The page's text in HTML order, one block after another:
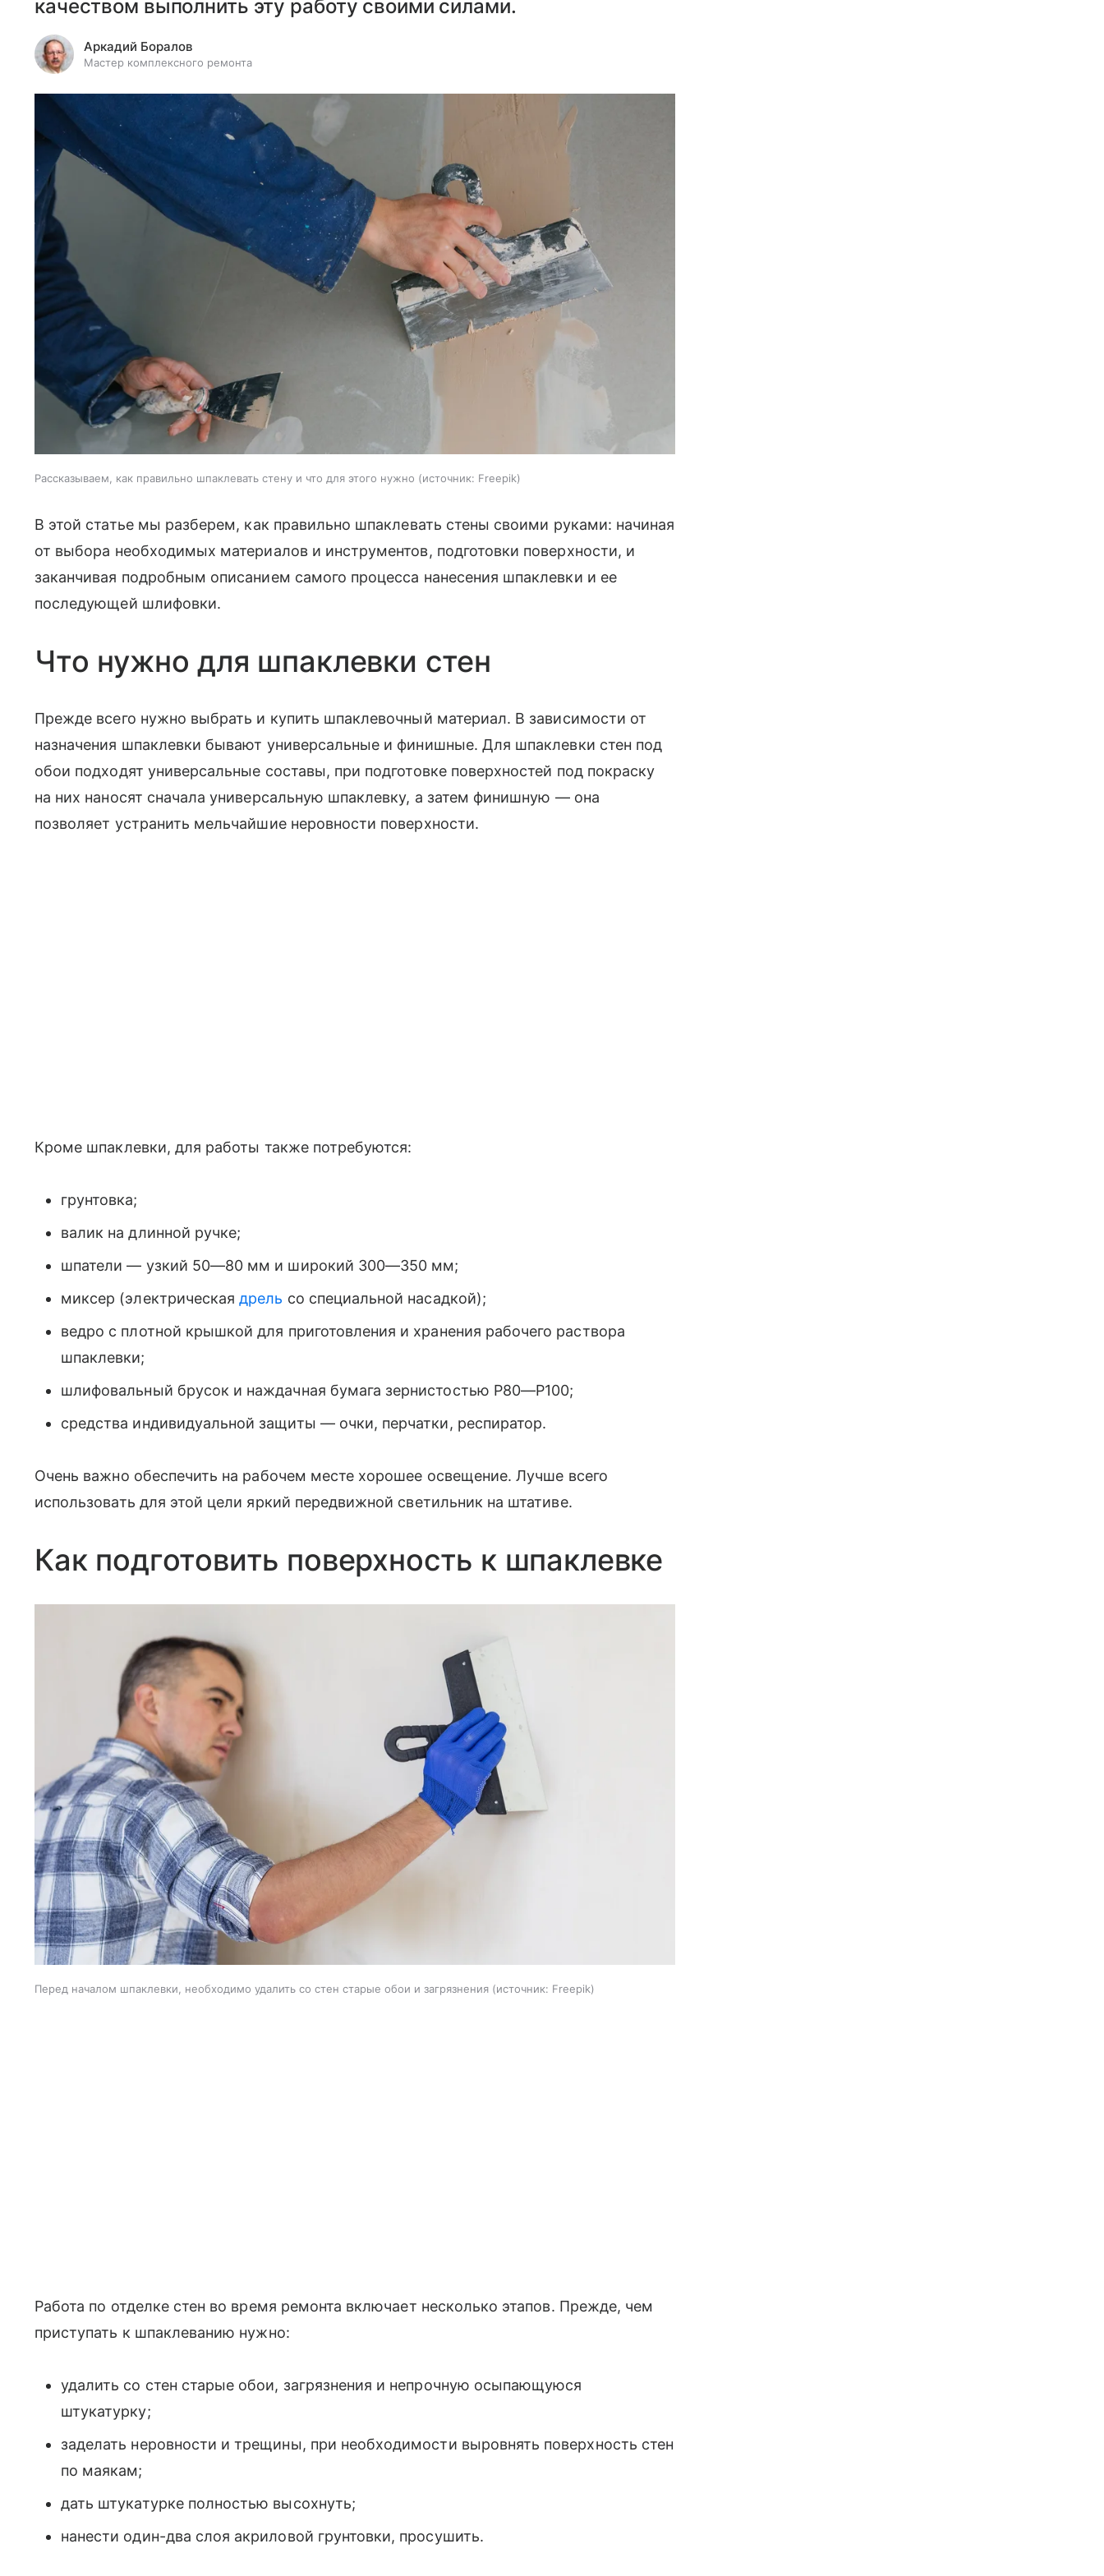
качеством выполнить эту работу своими силами.
Аркадий Боралов
Мастер комплексного ремонта
Рассказываем, как правильно шпаклевать стену и что для этого нужно источник: Freepik
В этой статье мы разберем, как правильно шпаклевать стены своими руками: начиная
от выбора необходимых материалов и инструментов, подготовки поверхности, и
заканчивая подробным описанием самого процесса нанесения шпаклевки и ее
последующей шлифовки.
Что нужно для шпаклевки стен
Прежде всего нужно выбрать и купить шпаклевочный материал. В зависимости от
назначения шпаклевки бывают универсальные и финишные. Для шпаклевки стен под
обои подходят универсальные составы, при подготовке поверхностей под покраску
на них наносят сначала универсальную шпаклевку, а затем финишную — она
позволяет устранить мельчайшие неровности поверхности.
Кроме шпаклевки, для работы также потребуются:
грунтовка;
валик на длинной ручке;
шпатели — узкий 50—80 мм и широкий 300—350 мм;
миксер (электрическаядрель со специальной насадкой);
ведро с плотной крышкой для приготовления и хранения рабочего раствора
шпаклевки;
шлифовальный брусок и наждачная бумага зернистостью Р80—Р100;
средства индивидуальной защиты — очки, перчатки, респиратор.
Очень важно обеспечить на рабочем месте хорошее освещение. Лучше всего
использовать для этой цели яркий передвижной светильник на штативе.
Как подготовить поверхность к шпаклевке
Перед началом шпаклевки, необходимо удалить со стен старые обои и загрязнения источник: Freepik
Работа по отделке стен во время ремонта включает несколько этапов. Прежде, чем
приступать к шпаклеванию нужно:
удалить со стен старые обои, загрязнения и непрочную осыпающуюся
штукатурку;
заделать неровности и трещины, при необходимости выровнять поверхность стен
по маякам;
дать штукатурке полностью высохнуть;
нанести один-два слоя акриловой грунтовки, просушить.